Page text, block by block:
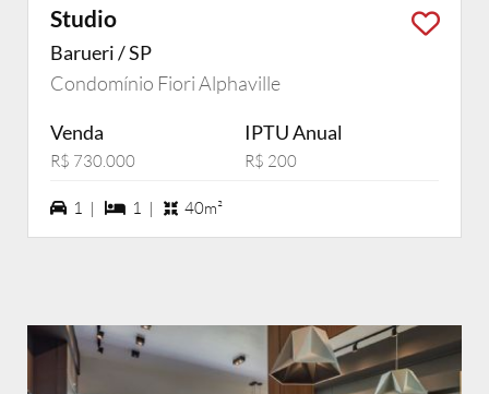
Studio
Barueri / SP
Condomínio Fiori Alphaville
Venda
R$ 730.000
IPTU Anual
R$ 200
1 vagas na garagem
1 | 1 dormiórios
1 | 40m²